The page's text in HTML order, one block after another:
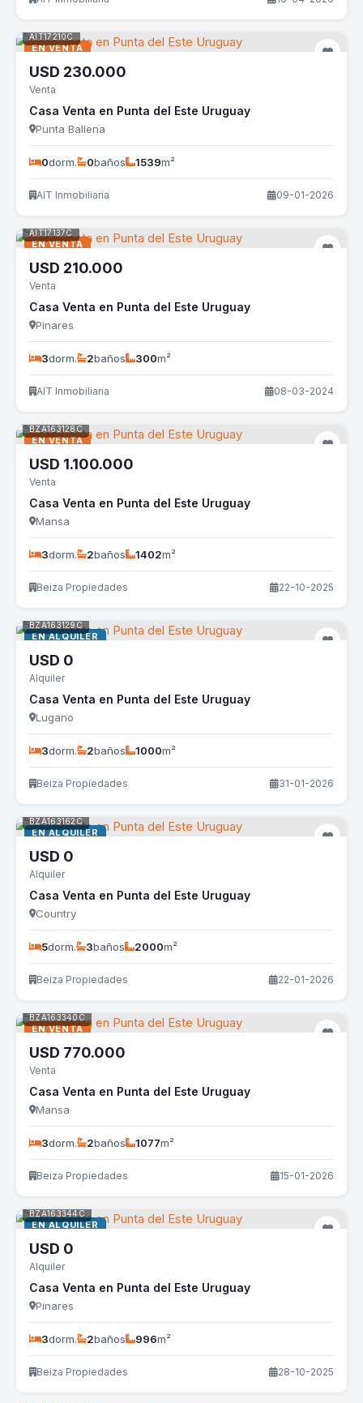
EN VENTA
AIT17210C
USD 230.000
Venta
Casa Venta en Punta del Este Uruguay
Punta Ballena
0dorm. 0baños 1539m²
AIT Inmobiliaria 09-01-2026
EN VENTA
AIT17137C
USD 210.000
Venta
Casa Venta en Punta del Este Uruguay
Pinares
3dorm. 2baños 300m²
AIT Inmobiliaria 08-03-2024
EN VENTA
BZA163128C
USD 1.100.000
Venta
Casa Venta en Punta del Este Uruguay
Mansa
3dorm. 2baños 1402m²
Beiza Propiedades 22-10-2025
EN ALQUILER
BZA163129C
USD 0
Alquiler
Casa Venta en Punta del Este Uruguay
Lugano
3dorm. 2baños 1000m²
Beiza Propiedades 31-01-2026
EN ALQUILER
BZA163162C
USD 0
Alquiler
Casa Venta en Punta del Este Uruguay
Country
5dorm. 3baños 2000m²
Beiza Propiedades 22-01-2026
EN VENTA
BZA163340C
USD 770.000
Venta
Casa Venta en Punta del Este Uruguay
Mansa
3dorm. 2baños 1077m²
Beiza Propiedades 15-01-2026
EN ALQUILER
BZA163344C
USD 0
Alquiler
Casa Venta en Punta del Este Uruguay
Pinares
3dorm. 2baños 996m²
Beiza Propiedades 28-10-2025